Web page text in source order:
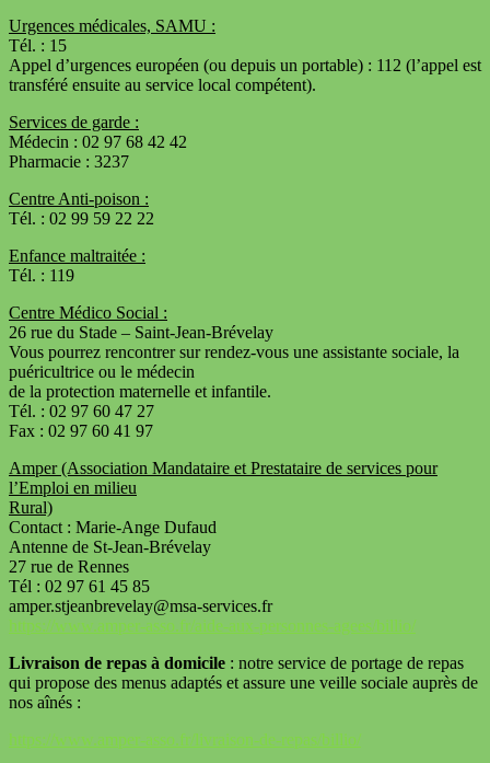
Urgences médicales, SAMU :
Tél. : 15
Appel d’urgences européen (ou depuis un portable) : 112 (l’appel est
transféré ensuite au service local compétent).
Services de garde :
Médecin : 02 97 68 42 42
Pharmacie : 3237
Centre Anti-poison :
Tél. : 02 99 59 22 22
Enfance maltraitée :
Tél. : 119
Centre Médico Social :
26 rue du Stade – Saint-Jean-Brévelay
Vous pourrez rencontrer sur rendez-vous une assistante sociale, la
puéricultrice ou le médecin
de la protection maternelle et infantile.
Tél. : 02 97 60 47 27
Fax : 02 97 60 41 97
Amper (Association Mandataire et Prestataire de services pour
l’Emploi en milieu
Rural)
Contact : Marie-Ange Dufaud
Antenne de St-Jean-Brévelay
27 rue de Rennes
Tél : 02 97 61 45 85
amper.stjeanbrevelay@msa-services.fr
https://www.amper-asso.fr/aide-aux-personnes-agees/billio/
Livraison de repas à domicile : notre service de portage de repas
qui propose des menus adaptés et assure une veille sociale auprès de
nos aînés :
https://www.amper-asso.fr/livraison-de-repas/billio/